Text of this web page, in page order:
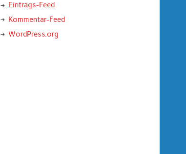
Eintrags-Feed
Kommentar-Feed
WordPress.org